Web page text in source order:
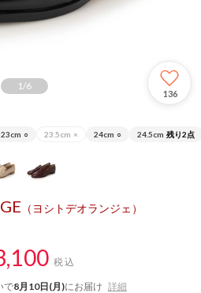
1 /6
136
23cm ○ 23.5cm × 24cm ○ 24.5cm 残り2点
（ヨシトデオランジェ）
税込
で8月10日(月)にお届け 詳細